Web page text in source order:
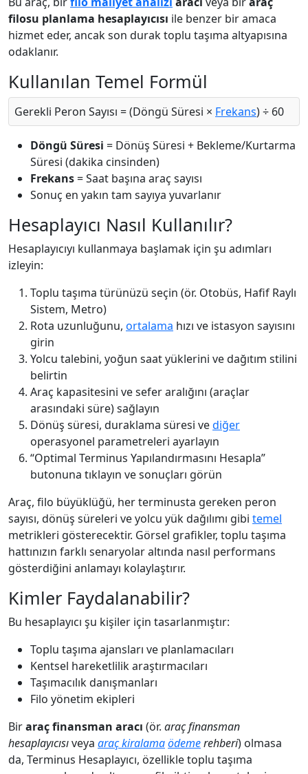
filosu planlama hesaplayıcısı ile benzer bir amaca
hizmet eder, ancak son durak toplu taşıma altyapısına
odaklanır.
Kullanılan Temel Formül
Gerekli Peron Sayısı = (Döngü Süresi × Frekans) ÷ 60
Döngü Süresi = Dönüş Süresi + Bekleme/Kurtarma
Süresi (dakika cinsinden)
Frekans= Saat başına araç sayısı
Sonuç en yakın tam sayıya yuvarlanır
Hesaplayıcı Nasıl Kullanılır?
Hesaplayıcıyı kullanmaya başlamak için şu adımları
izleyin:
Toplu taşıma türünüzü seçin (ör. Otobüs, Hafif Raylı
Sistem, Metro)
Rota uzunluğunu, ortalama hızı ve istasyon sayısını
girin
Yolcu talebini, yoğun saat yüklerini ve dağıtım stilini
belirtin
Araç kapasitesini ve sefer aralığını (araçlar
arasındaki süre) sağlayın
Dönüş süresi, duraklama süresi vediğer
operasyonel parametreleri ayarlayın
“Optimal Terminus Yapılandırmasını Hesapla”
butonuna tıklayın ve sonuçları görün
Araç, filo büyüklüğü, her terminusta gereken peron
sayısı, dönüş süreleri ve yolcu yük dağılımı gibi temel
metrikleri gösterecektir. Görsel grafikler, toplu taşıma
hattınızın farklı senaryolar altında nasıl performans
gösterdiğini anlamayı kolaylaştırır.
Kimler Faydalanabilir?
Bu hesaplayıcı şu kişiler için tasarlanmıştır:
Toplu taşıma ajansları ve planlamacıları
Kentsel hareketlilik araştırmacıları
Taşımacılık danışmanları
Filo yönetim ekipleri
Biraraç finansman aracı (ör. araç finansman
hesaplayıcısıveya araç kiralamaödemerehberi) olmasa
da, Terminus Hesaplayıcı, özellikle toplu taşıma